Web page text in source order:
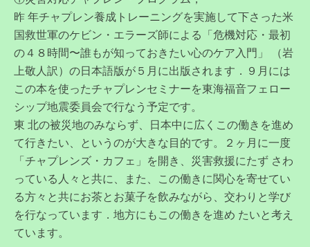
昨 年チャプレン養成トレーニングを実施して下さった米
国救世軍のケビン・エラーズ師による「危機対応・最初
の４８時間〜誰もが知っておきたい心のケア入門」 （岩
上敬人訳）の日本語版が５月に出版されます．９月には
この本を使ったチャプレンセミナーを東海福音フェロー
シップ地震委員会で行なう予定です。
東 北の被災地のみならず、日本中に広くこの働きを進め
て行きたい、というのが大きな目的です。２ヶ月に一度
「チャプレンズ・カフェ」を開き、災害救援にたず さわ
っている人々と共に、また、この働きに関心を寄せてい
る方々と共にお茶とお菓子を飲みながら、交わりと学び
を行なっています．地方にもこの働きを進め たいと考え
ています。